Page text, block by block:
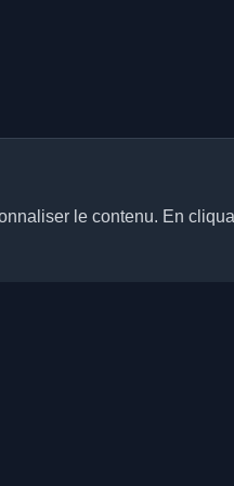
le contenu. En